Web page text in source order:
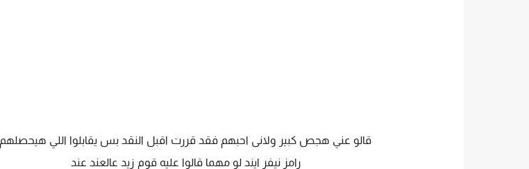
قالو عني هجص كبير ولانى احبهم فقد قررت اقبل النقد بس يقابلوا اللي هيحصلهم
رامز نيفر ايند لو مهما قالوا عليه قوم زيد عالعند عند